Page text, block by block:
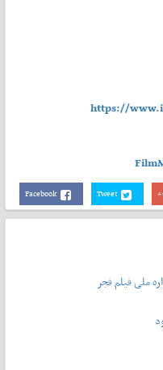
https://
Facebook Tweet
ملی فیلم فجر